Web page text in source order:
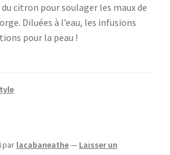
citron pour soulager les maux de
Diluées à l’eau, les infusions
pour la peau !
par lacabaneathe— Laisser un